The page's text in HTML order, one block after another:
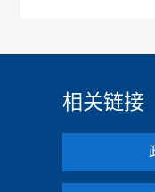
相关链接